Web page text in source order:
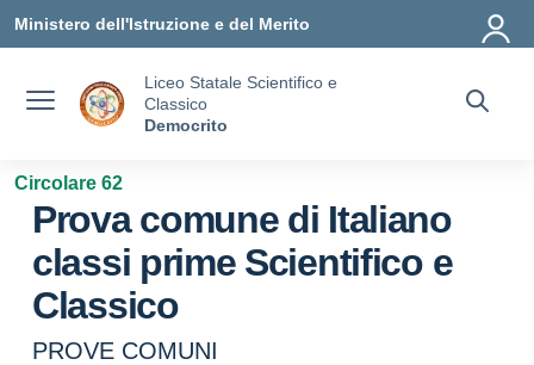
Ministero dell'Istruzione e del Merito
Liceo Statale Scientifico e
Classico
Democrito
Circolare 62
Prova comune di Italiano
classi prime Scientifico e
Classico
PROVE COMUNI